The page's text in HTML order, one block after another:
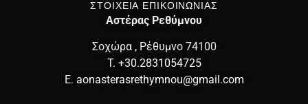
ΣΤΟΙΧΕΙΑ ΕΠΙΚΟΙΝΩΝΙΑΣ
Αστέρας Ρεθύμνου
Σοχώρα , Ρέθυμνο 74100
T. +30.2831054725
E. aonasterasrethymnou@gmail.com